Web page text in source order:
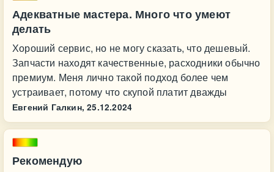
Адекватные мастера. Много что умеют
делать
Хороший сервис, но не могу сказать, что дешевый.
Запчасти находят качественные, расходники обычно
премиум. Меня лично такой подход более чем
устраивает, потому что скупой платит дважды
Евгений Галкин, 25.12.2024
Рекомендую